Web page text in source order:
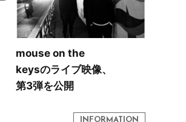
mouse on the
keysのライブ映像、
第3弾を公開